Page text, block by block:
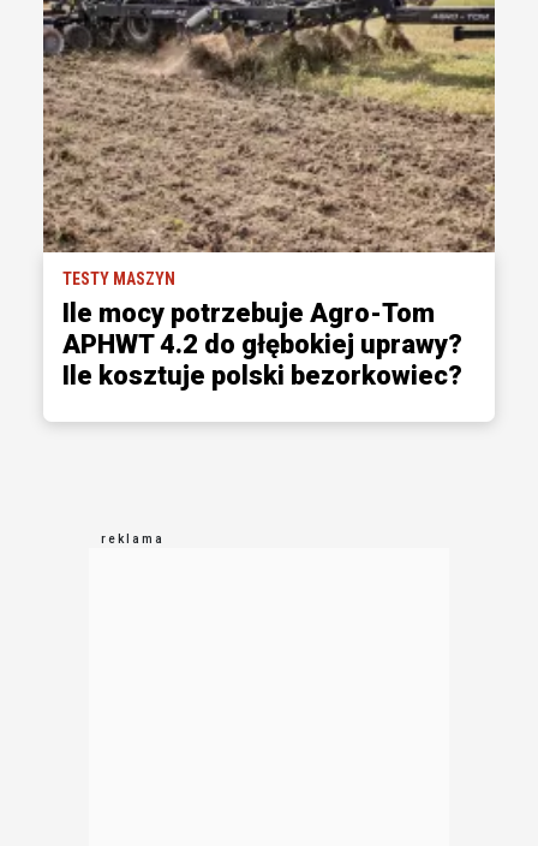
TESTY MASZYN
Ile mocy potrzebuje Agro-Tom
APHWT 4.2 do głębokiej uprawy?
Ile kosztuje polski bezorkowiec?